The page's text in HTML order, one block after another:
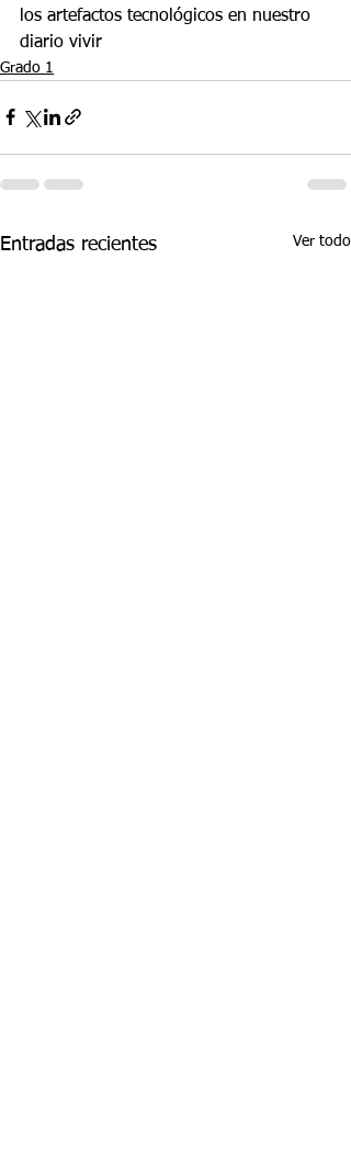
los artefactos tecnológicos en nuestro
diario vivir
Grado 1
Entradas recientes Ver todo